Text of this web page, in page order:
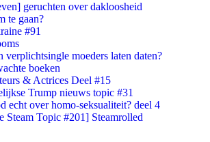
geruchten over dakloosheid
te gaan?
#91
verplichtsingle moeders laten daten?
boeken
& Actrices Deel #15
Trump nieuws topic #31
echt over homo-seksualiteit? deel 4
Steam Topic #201] Steamrolled